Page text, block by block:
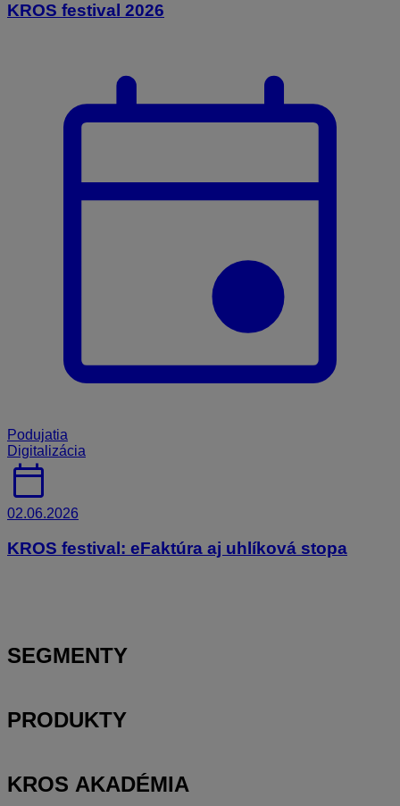
KROS festival 2026
Podujatia
Digitalizácia
calendar_today
02.06.2026
KROS festival: eFaktúra aj uhlíková stopa
SEGMENTY
PRODUKTY
KROS AKADÉMIA